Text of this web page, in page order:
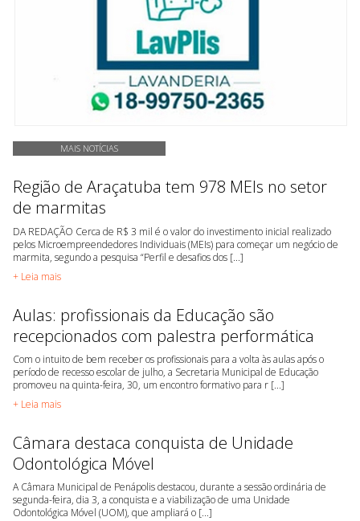
MAIS NOTÍCIAS
Região de Araçatuba tem 978 MEIs no setor
de marmitas
DA REDAÇÃO Cerca de R$ 3 mil é o valor do investimento inicial realizado
pelos Microempreendedores Individuais (MEIs) para começar um negócio de
marmita, segundo a pesquisa “Perfil e desafios dos [...]
+ Leia mais
Aulas: profissionais da Educação são
recepcionados com palestra performática
Com o intuito de bem receber os profissionais para a volta às aulas após o
período de recesso escolar de julho, a Secretaria Municipal de Educação
promoveu na quinta-feira, 30, um encontro formativo para r [...]
+ Leia mais
Câmara destaca conquista de Unidade
Odontológica Móvel
A Câmara Municipal de Penápolis destacou, durante a sessão ordinária de
segunda-feira, dia 3, a conquista e a viabilização de uma Unidade
Odontológica Móvel (UOM), que ampliará o [...]